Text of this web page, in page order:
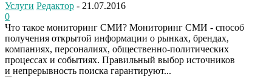
Услуги Редактор - 21.07.2016
0
Что такое мониторинг СМИ? Мониторинг СМИ - способ
получения открытой информации о рынках, брендах,
компаниях, персоналиях, общественно-политических
процессах и событиях. Правильный выбор источников
и непрерывность поиска гарантируют...